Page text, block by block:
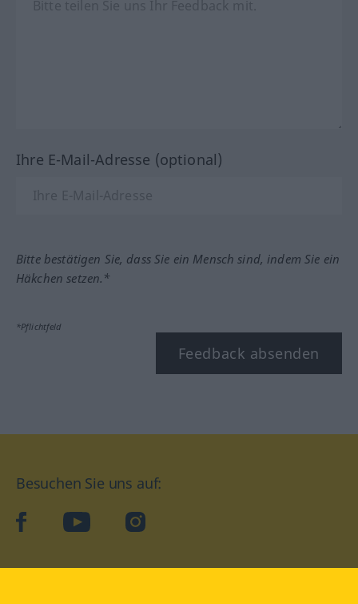
Ihre E-Mail-Adresse (optional)
Bitte bestätigen Sie, dass Sie ein Mensch sind, indem Sie ein
Häkchen setzen.*
*Pflichtfeld
Feedback absenden
Besuchen Sie uns auf:
facebookYouTube Instagram